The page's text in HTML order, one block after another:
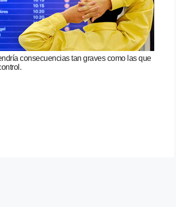
consecuencias tan graves como las que